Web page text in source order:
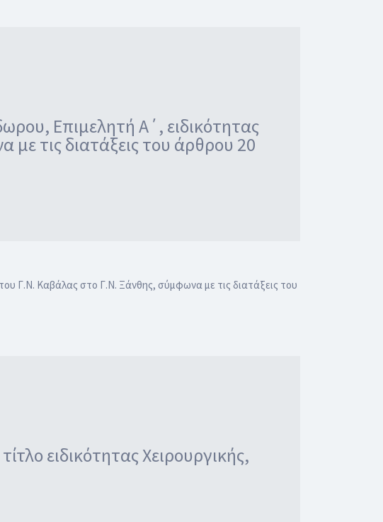
Επιμελητή Α΄, ειδικότητας
τις διατάξεις του άρθρου 20
Γ.Ν. Καβάλας στο Γ.Ν. Ξάνθης, σύμφωνα με τις διατάξεις του
ειδικότητας Χειρουργικής,